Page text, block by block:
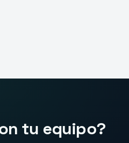
real ocurre bajo presión. Eso no
tu equipo?